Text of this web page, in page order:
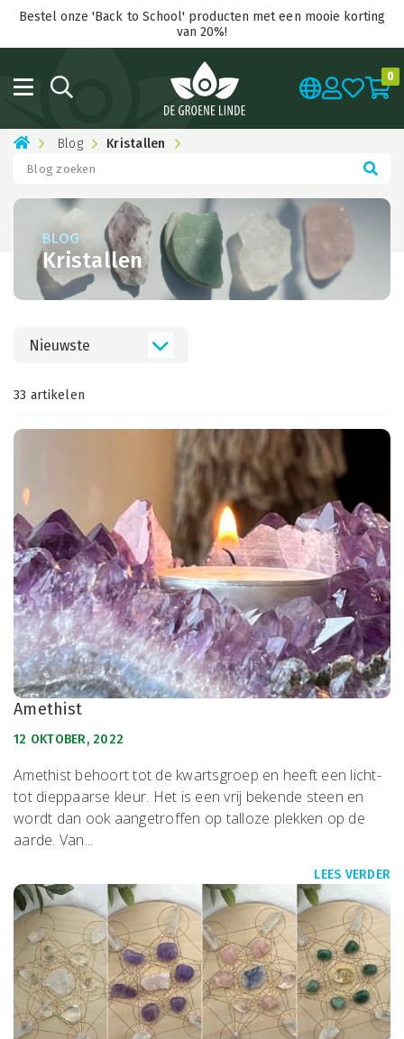
Bestel onze 'Back to School' producten met een mooie korting
van 20%!
0
Blog Kristallen
BLOG
Kristallen
33 artikelen
Nieuwste
Amethist
12 OKTOBER, 2022
Amethist behoort tot de kwartsgroep en heeft een licht-
tot dieppaarse kleur. Het is een vrij bekende steen en
wordt dan ook aangetroffen op talloze plekken op de
aarde. Van...
LEES VERDER